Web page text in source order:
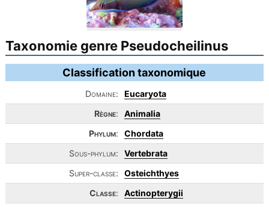
Taxonomie genre Pseudocheilinus
Classification taxonomique
Domaine:
Eucaryota
Règne:
Animalia
Phylum:
Chordata
Sous-phylum:
Vertebrata
Super-classe:
Osteichthyes
Classe:
Actinopterygii